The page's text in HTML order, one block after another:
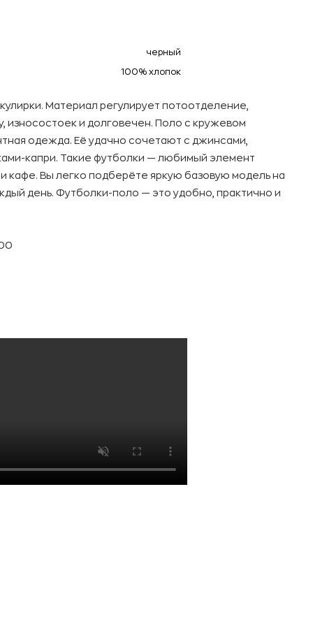
черный
100% хлопок
Материал регулирует потоотделение,
износостоек и долговечен. Поло с кружевом
одежда. Её удачно сочетают с джинсами,
капри. Такие футболки — любимый элемент
кафе. Вы легко подберёте яркую базовую модель на
день. Футболки-поло — это удобно, практично и